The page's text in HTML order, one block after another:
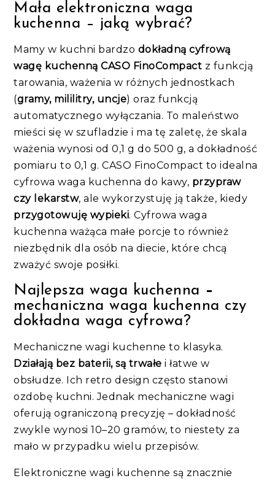
Mała elektroniczna waga
kuchenna – jaką wybrać?
Mamy w kuchni bardzo dokładną cyfrową
wagę kuchenną CASO FinoCompact z funkcją
tarowania, ważenia w różnych jednostkach
(gramy, mililitry, uncje) oraz funkcją
automatycznego wyłączania. To maleństwo
mieści się w szufladzie i ma tę zaletę, że skala
ważenia wynosi od 0,1 g do 500 g, a dokładność
pomiaru to 0,1 g. CASO FinoCompact to idealna
cyfrowa waga kuchenna do kawy, przypraw
czy lekarstw, ale wykorzystuję ją także, kiedy
przygotowuję wypieki. Cyfrowa waga
kuchenna ważąca małe porcje to również
niezbędnik dla osób na diecie, które chcą
zważyć swoje posiłki.
Najlepsza waga kuchenna –
mechaniczna waga kuchenna czy
dokładna waga cyfrowa?
Mechaniczne wagi kuchenne to klasyka.
Działają bez baterii, są trwałe i łatwe w
obsłudze. Ich retro design często stanowi
ozdobę kuchni. Jednak mechaniczne wagi
oferują ograniczoną precyzję – dokładność
zwykle wynosi 10–20 gramów, to niestety za
mało w przypadku wielu przepisów.
Elektroniczne wagi kuchenne są znacznie